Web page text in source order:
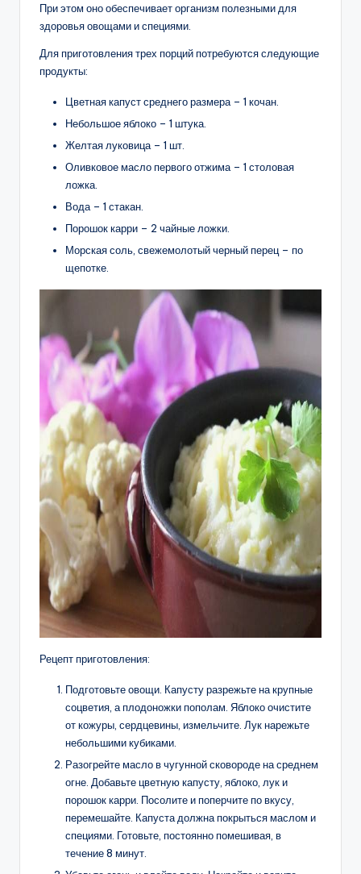
При этом оно обеспечивает организм полезными для
здоровья овощами и специями.
Для приготовления трех порций потребуются следующие
продукты:
Цветная капуст среднего размера – 1 кочан.
Небольшое яблоко – 1 штука.
Желтая луковица – 1 шт.
Оливковое масло первого отжима – 1 столовая
ложка.
Вода – 1 стакан.
Порошок карри – 2 чайные ложки.
Морская соль, свежемолотый черный перец – по
щепотке.
Рецепт приготовления:
Подготовьте овощи. Капусту разрежьте на крупные
соцветия, а плодоножки пополам. Яблоко очистите
от кожуры, сердцевины, измельчите. Лук нарежьте
небольшими кубиками.
Разогрейте масло в чугунной сковороде на среднем
огне. Добавьте цветную капусту, яблоко, лук и
порошок карри. Посолите и поперчите по вкусу,
перемешайте. Капуста должна покрыться маслом и
специями. Готовьте, постоянно помешивая, в
течение 8 минут.